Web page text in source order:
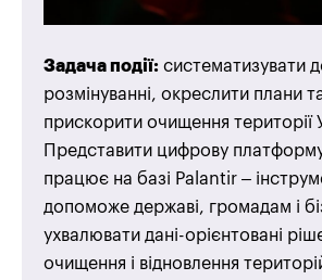
Задача події: систематизувати
розмінуванні, окреслити плани
прискорити очищення території
Представити цифрову платформу
працює на базі Palantir –
допоможе державі, громадам і
ухвалювати дані-орієнтовані
очищення і відновлення